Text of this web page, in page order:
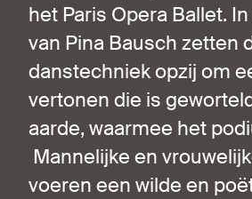
het Paris Opera Ballet.
van Pina Bausch zetten
danstechniek opzij om
vertonen die is
aarde, waarmee het
Mannelijke en
voeren een wilde en